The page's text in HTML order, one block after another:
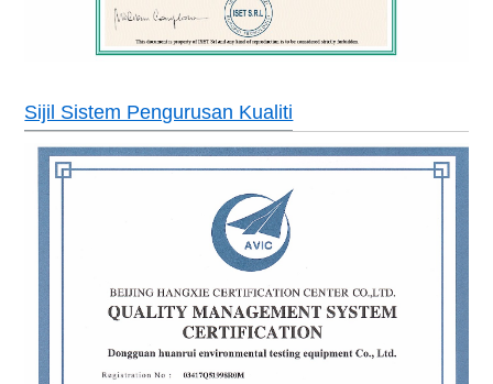
Sijil Sistem Pengurusan Kualiti